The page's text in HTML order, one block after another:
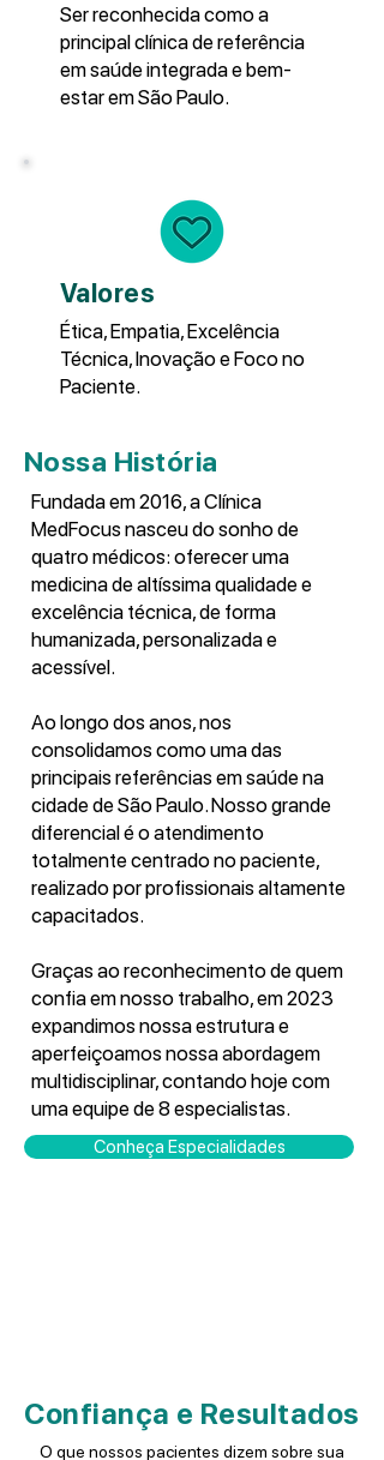
Ser reconhecida como a
principal clínica de referência
em saúde integrada e bem-
estar em São Paulo.
Valores
Ética, Empatia, Excelência
Técnica, Inovação e Foco no
Paciente.
Nossa História
Fundada em 2016, a Clínica
MedFocus nasceu do sonho de
quatro médicos: oferecer uma
medicina de altíssima qualidade e
excelência técnica, de forma
humanizada, personalizada e
acessível.
Ao longo dos anos, nos
consolidamos como uma das
principais referências em saúde na
cidade de São Paulo. Nosso grande
diferencial é o atendimento
totalmente centrado no paciente,
realizado por profissionais altamente
capacitados.
Graças ao reconhecimento de quem
confia em nosso trabalho, em 2023
expandimos nossa estrutura e
aperfeiçoamos nossa abordagem
multidisciplinar, contando hoje com
uma equipe de 8 especialistas.
Conheça Especialidades
Confiança e Resultados
O que nossos pacientes dizem sobre sua